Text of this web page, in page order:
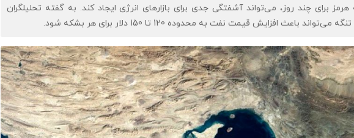
برای چند روز، می‌تواند آشفتگی جدی برای بازارهای انرژی ایجاد کند. به گفته تحلیلگران
افزایش قیمت نفت به محدوده 120 تا 150 دلار برای هر بشکه شود.